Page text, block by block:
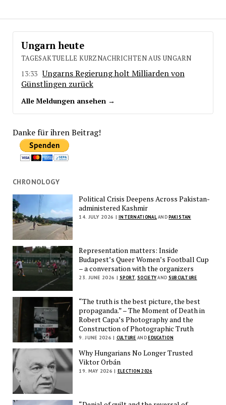
Ungarn heute
TAGESAKTUELLE KURZNACHRICHTEN AUS UNGARN
13:33 Ungarns Regierung holt Milliarden von
Günstlingen zurück
Alle Meldungen ansehen →
Danke für ihren Beitrag!
CHRONOLOGY
Political Crisis Deepens Across Pakistan-
administered Kashmir
14. JULY 2026 | INTERNATIONALANDPAKISTAN
Representation matters: Inside
Budapest’s Queer Women’s Football Cup
– a conversation with the organizers
23. JUNE 2026 | SPORT SOCIETYAND SUBCULTURE
“The truth is the best picture, the best
propaganda.” – The Moment of Death in
Robert Capa’s Photography and the
Construction of Photographic Truth
9. JUNE 2026 | CULTURE ANDEDUCATION
Why Hungarians No Longer Trusted
Viktor Orbán
19. MAY 2026 | ELECTION 2026